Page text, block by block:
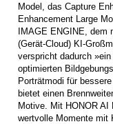
Model, das Capture
Enhancement Large
IMAGE ENGINE, dem
(Gerät-Cloud) KI-
verspricht dadurch
optimierten
Porträtmodi für
bietet einen
Motive. Mit HONOR AI
wertvolle Momente mit